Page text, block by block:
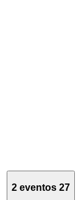
2 eventos 27